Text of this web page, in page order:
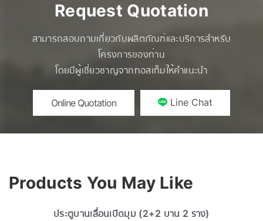
Request Quotation
สามารถสอบถามเกี่ยวกับผลิตภัณฑ์และบริการสำหรับ
โครงการของท่าน
โดยมีผู้เชี่ยวชาญจากทอสเท็มให้คำแนะนำ
Online Quotation Line Chat
Products You May Like
ประตูบานเลื่อนเปิดมุม (2+2 บาน 2 ราง)